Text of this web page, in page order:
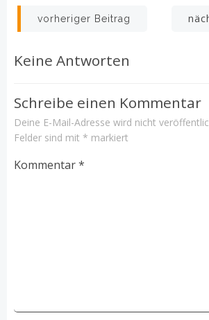
Beitrags-
Navigation
vorheriger Beitrag
Keine Antworten
Schreibe einen Kommentar
Deine E-Mail-Adresse wird nicht
Felder sind mit * markiert
Kommentar*